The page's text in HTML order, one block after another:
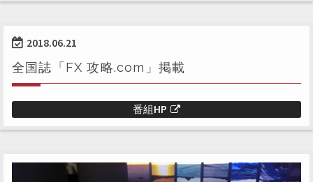
2018.06.21
全国誌「FX 攻略.com」掲載
番組HP